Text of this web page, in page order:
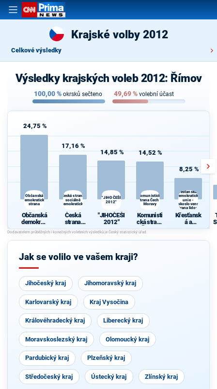
Krajské volby 2012
Celkové výsledky
Výsledky krajských voleb 2012: Římov
100,00% okrsků sečteno 49,69% volební účast
24,75 %
Občanská
demokratická
strana
Občanská
demokrati
cká strana
17,16 %
Česká strana
sociálně
demokratická
Česká
strana
sociálně
demokrati
cká
14,85 %
"JIHOČEŠI
2012"
"JIHOČEŠI
2012"
14,52 %
Komunistická
strana Čech a
Moravy
Komunisti
cká strana
Čech a
Moravy
8,25 %
Křesťanská a
demokratická
unie -
Československá
strana lidová
Křesťansk
á a
demokrati
Českoslov
Jak se volilo ve vašem kraji?
Jihočeský kraj Jihomoravský kraj
Karlovarský kraj Kraj Vysočina
Královéhradecký kraj Liberecký kraj
Moravskoslezský kraj Olomoucký kraj
Pardubický kraj Plzeňský kraj
Středočeský kraj Ústecký kraj Zlínský kraj